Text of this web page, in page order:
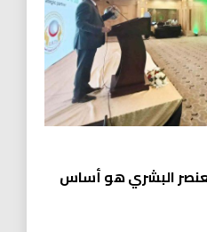
البشري هو أساس